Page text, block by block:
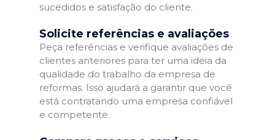
sucedidos e satisfação do cliente.
Solicite referências e avaliações
Peça referências e verifique avaliações de
clientes anteriores para ter uma ideia da
qualidade do trabalho da empresa de
reformas. Isso ajudará a garantir que você
está contratando uma empresa confiável
e competente.